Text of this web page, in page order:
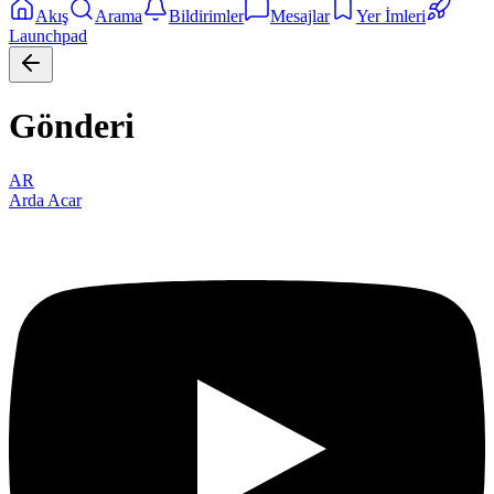
Akış Arama Bildirimler Mesajlar
Yer İmleri
Launchpad
Gönderi
AR
Arda Acar